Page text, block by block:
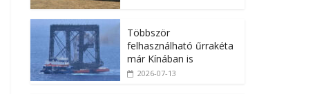
Többször
felhasználható űrrakéta
már Kínában is
2026-07-13